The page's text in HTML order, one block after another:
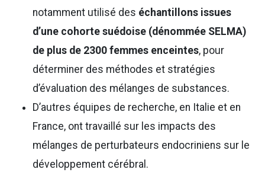
notamment utilisé des échantillons issues
d’une cohorte suédoise (dénommée SELMA)
de plus de 2300 femmes enceintes, pour
déterminer des méthodes et stratégies
d’évaluation des mélanges de substances.
D’autres équipes de recherche, en Italie et en
France, ont travaillé sur les impacts des
mélanges de perturbateurs endocriniens sur le
développement cérébral.